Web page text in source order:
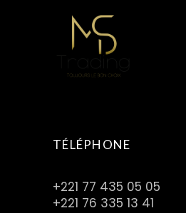
TÉLÉPHONE
+221 77 435 05 05
+221 76 335 13 41